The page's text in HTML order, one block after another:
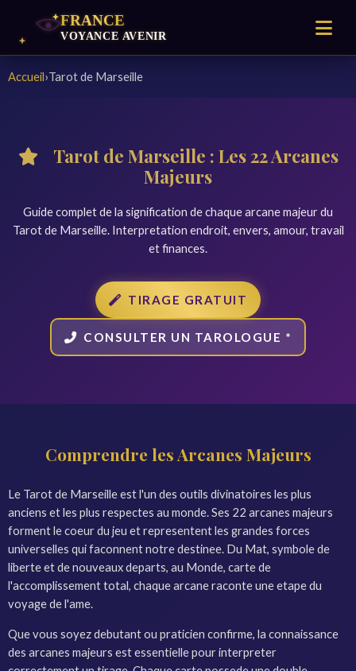
Accueil›Tarot de Marseille
Tarot de Marseille : Les 22 Arcanes
Majeurs
Guide complet de la signification de chaque arcane majeur du
Tarot de Marseille. Interpretation endroit, envers, amour, travail
et finances.
TIRAGE GRATUIT
CONSULTER UN TAROLOGUE *
Comprendre les Arcanes Majeurs
Le Tarot de Marseille est l'un des outils divinatoires les plus
anciens et les plus respectes au monde. Ses 22 arcanes majeurs
forment le coeur du jeu et representent les grandes forces
universelles qui faconnent notre destinee. Du Mat, symbole de
liberte et de nouveaux departs, au Monde, carte de
l'accomplissement total, chaque arcane raconte une etape du
voyage de l'ame.
Que vous soyez debutant ou praticien confirme, la connaissance
des arcanes majeurs est essentielle pour interpreter